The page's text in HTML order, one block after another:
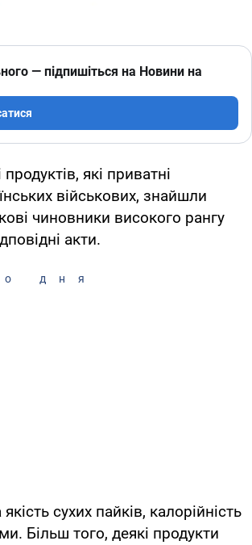
— підпишіться на Новини на
які приватні
військових, знайшли
чиновники високого рангу
акти.
дня
сухих пайків, калорійність
Більш того, деякі продукти